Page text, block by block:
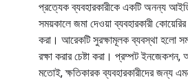
প্রত্যেক ব্যবহারকারীকে একটি অনন্য আইডি
সময়কালে জমা দেওয়া ব্যবহারকারী
করা। আরেকটি সুরক্ষামূলক ব্যবস্থা হলো
রক্ষা করার চেষ্টা করা। প্রম্পট
মতোই, ক্ষতিকারক ব্যবহারকারীদের জন্য